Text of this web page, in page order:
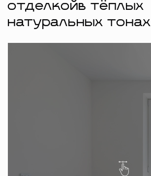
отделкойв тёплых
натуральных тонах